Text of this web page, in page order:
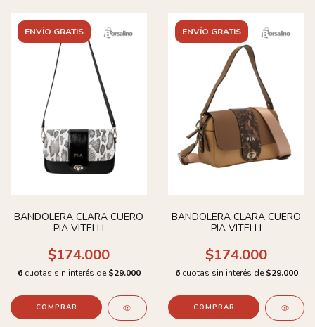
ENVÍO GRATIS
BANDOLERA CLARA CUERO
PIA VITELLI
$174.000
6 cuotas sin interés de $29.000
COMPRAR
ENVÍO GRATIS
BANDOLERA CLARA CUERO
PIA VITELLI
$174.000
6 cuotas sin interés de $29.000
COMPRAR